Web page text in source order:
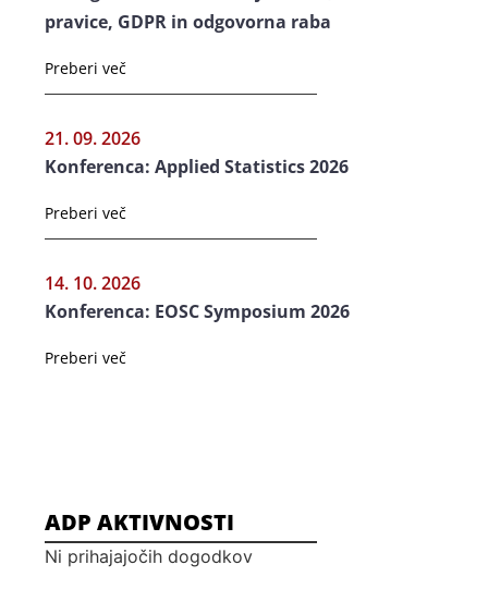
pravice, GDPR in odgovorna raba
Preberi več
21. 09. 2026
Konferenca: Applied Statistics 2026
Preberi več
14. 10. 2026
Konferenca: EOSC Symposium 2026
Preberi več
ADP AKTIVNOSTI
Ni prihajajočih dogodkov